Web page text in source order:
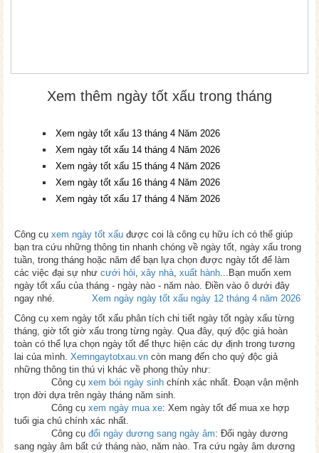
Xem thêm ngày tốt xấu trong tháng
Xem ngày tốt xấu 13 tháng 4 Năm 2026
Xem ngày tốt xấu 14 tháng 4 Năm 2026
Xem ngày tốt xấu 15 tháng 4 Năm 2026
Xem ngày tốt xấu 16 tháng 4 Năm 2026
Xem ngày tốt xấu 17 tháng 4 Năm 2026
Công cụ xem ngày tốt xấu được coi là công cụ hữu ích có thể giúp
bạn tra cứu những thông tin nhanh chóng về ngày tốt, ngày xấu trong
tuần, trong tháng hoặc năm để bạn lựa chọn được ngày tốt để làm
các việc đại sự như cưới hỏi, xây nhà, xuất hành...Bạn muốn xem
ngày tốt xấu của tháng - ngày nào - năm nào. Điền vào ô dưới đây
ngay nhé.
Xem ngày ngày tốt xấu ngày 12 tháng 4 năm 2026
Công cụ xem ngày tốt xấu phân tích chi tiết ngày tốt ngày xấu từng
tháng, giờ tốt giờ xấu trong từng ngày. Qua đây, quý độc giả hoàn
toàn có thể lựa chọn ngày tốt để thực hiện các dự định trong tương
lai của mình. Xemngaytotxau.vn còn mang đến cho quý độc giả
những thông tin thú vị khác về phong thủy như:
Công cụ xem bói ngày sinh chính xác nhất. Đoạn vận mệnh
trọn đời dựa trên ngày tháng năm sinh.
Công cụ xem ngày mua xe: Xem ngày tốt để mua xe hợp
tuổi gia chủ chính xác nhất.
Công cụ đổi ngày dương sang ngày âm: Đổi ngày dương
sang ngày âm bất cứ tháng nào, năm nào. Tra cứu ngày âm dương